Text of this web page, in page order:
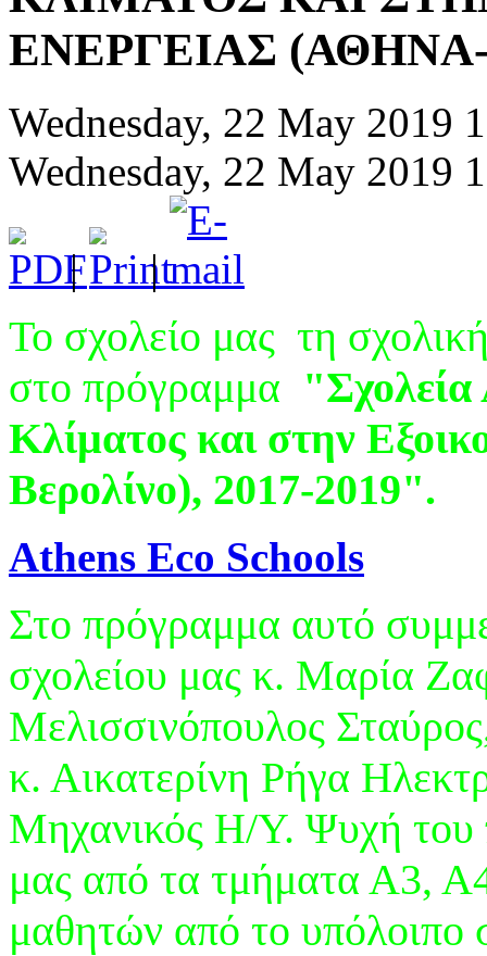
ΕΝΕΡΓΕΙΑΣ (ΑΘΗΝΑ-
Wednesday, 22 May 2019
Wednesday, 22 May 2019
| |
Το σχολείο μας τη
στο πρόγραμμα "Σχολεία
Κλίματος και στην
Βερολίνο), 2017-2019".
Athens Eco Schools
Στο πρόγραμμα αυτό
σχολείου μας κ. Μαρία
Μελισσινόπουλος
κ. Αικατερίνη Ρήγα
Μηχανικός Η/Υ. Ψυχή του
μας από τα τμήματα Α3,
μαθητών από το υπόλοιπο